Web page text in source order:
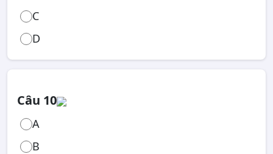
C
D
Câu 10
A
B